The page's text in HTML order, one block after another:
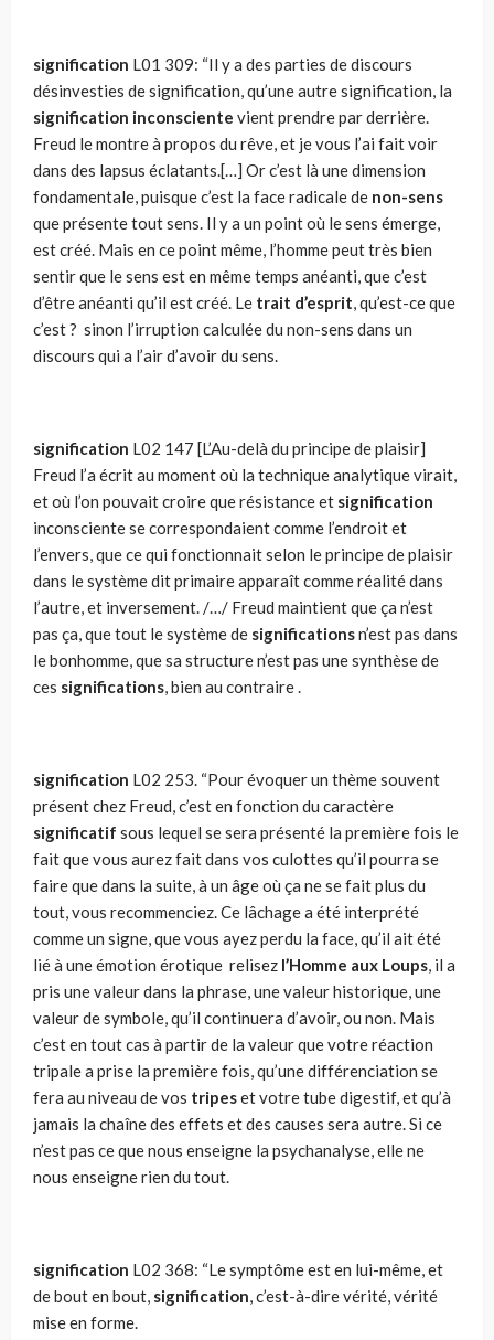
signification L01 309: “Il y a des parties de discours
désinvesties de signification, qu’une autre signification, la
signification inconsciente vient prendre par derrière.
Freud le montre à propos du rêve, et je vous l’ai fait voir
dans des lap­sus éclatants.[…] Or c’est là une dimension
fondamentale, puisque c’est la face radicale de non-sens
que présente tout sens. Il y a un point où le sens émerge,
est créé. Mais en ce point même, l’homme peut très bien
sentir que le sens est en même temps anéanti, que c’est
d’être anéanti qu’il est créé. Le trait d’esprit, qu’est-ce que
c’est ? sinon l’irruption calculée du non-sens dans un
discours qui a l’air d’avoir du sens.
signification L02 147 [L’Au-delà du principe de plaisir]
Freud l’a écrit au moment où la technique analytique virait,
et où l’on pouvait croire que résistance et signification
inconsciente se correspondaient comme l’endroit et
l’envers, que ce qui fonctionnait selon le principe de plaisir
dans le système dit primaire apparaît comme réalité dans
l’autre, et inversement. /…/ Freud maintient que ça n’est
pas ça, que tout le système de significationsn’est pas dans
le bonhomme, que sa structure n’est pas une synthèse de
ces significations, bien au contraire .
signification L02 253. “Pour évoquer un thème souvent
présent chez Freud, c’est en fonction du caractère
significatif sous lequel se sera présenté la première fois le
fait que vous aurez fait dans vos culottes qu’il pourra se
faire que dans la suite, à un âge où ça ne se fait plus du
tout, vous recommenciez. Ce lâ­chage a été interprété
comme un signe, que vous ayez perdu la face, qu’il ait été
lié à une émotion érotique relisez l’Homme aux Loups, il a
pris une valeur dans la phrase, une valeur historique, une
valeur de symbole, qu’il continuera d’avoir, ou non. Mais
c’est en tout cas à par­tir de la valeur que votre réaction
tripale a prise la première fois, qu’une différenciation se
fera au niveau de vos tripeset votre tube digestif, et qu’à
jamais la chaîne des effets et des causes sera autre. Si ce
n’est pas ce que nous enseigne la psychanalyse, elle ne
nous enseigne rien du tout.
signification L02 368: “Le symptôme est en lui-même, et
de bout en bout, signification, c’est-à-dire vérité, vérité
mise en forme.